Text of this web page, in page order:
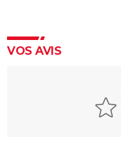
VOS AVIS